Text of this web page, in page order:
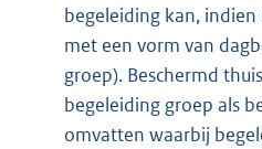
begeleiding kan,
met een vorm van
groep). Beschermd
begeleiding groep als
omvatten waarbij